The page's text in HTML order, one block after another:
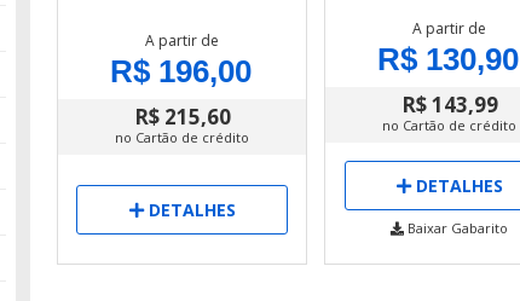
A partir de
R$ 196,00
R$ 215,60
no Cartão de crédito
DETALHES
A partir de
R$ 130,90
R$ 143,99
no Cartão de crédito
DETALHES
Baixar Gabarito